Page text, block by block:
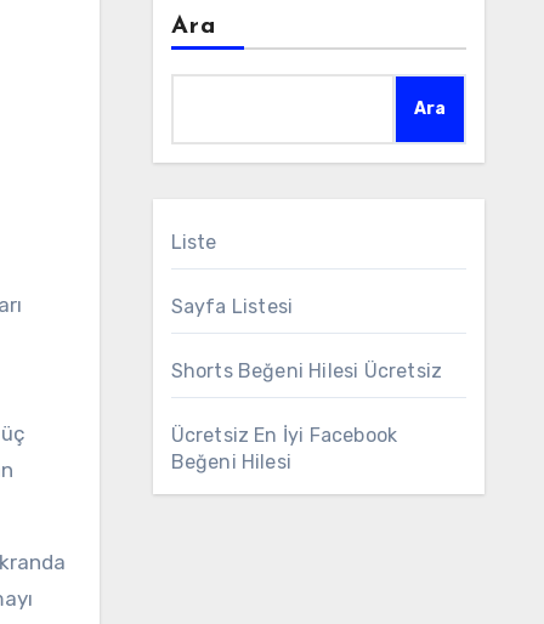
Ara
Ara
Liste
Sayfa Listesi
Shorts Beğeni Hilesi Ücretsiz
Ücretsiz En İyi Facebook
Beğeni Hilesi